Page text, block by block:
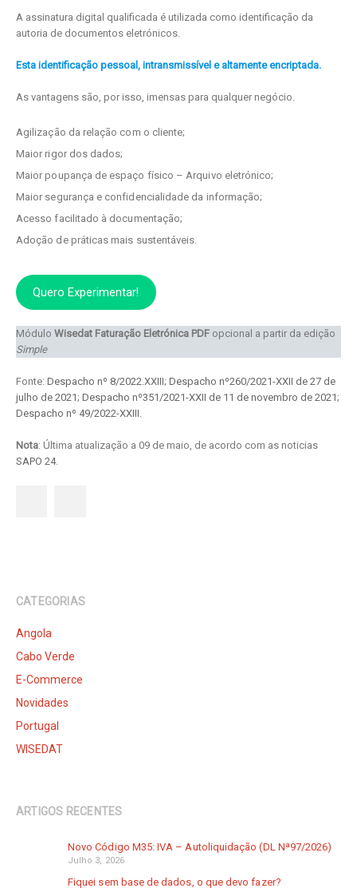
A assinatura digital qualificada é utilizada como identificação da
autoria de documentos eletrónicos.
Esta identificação pessoal, intransmissível e altamente encriptada.
As vantagens são, por isso, imensas para qualquer negócio.
Agilização da relação com o cliente;
Maior rigor dos dados;
Maior poupança de espaço físico – Arquivo eletrónico;
Maior segurança e confidencialidade da informação;
Acesso facilitado à documentação;
Adoção de práticas mais sustentáveis.
Quero Experimentar!
Módulo Wisedat Faturação Eletrónica PDF opcional a partir da edição
Simple
Fonte: Despacho nº 8/2022.XXIII; Despacho nº260/2021-XXII de 27 de
julho de 2021; Despacho nº351/2021-XXII de 11 de novembro de 2021;
Despacho nº 49/2022-XXIII
Nota: Última atualização a 09 de maio, de acordo com as noticias
SAPO 24.
CATEGORIAS
Angola
Cabo Verde
E-Commerce
Novidades
Portugal
WISEDAT
ARTIGOS RECENTES
Novo Código M35: IVA – Autoliquidação (DL Nª97/2026)
Julho 3, 2026
Fiquei sem base de dados, o que devo fazer?